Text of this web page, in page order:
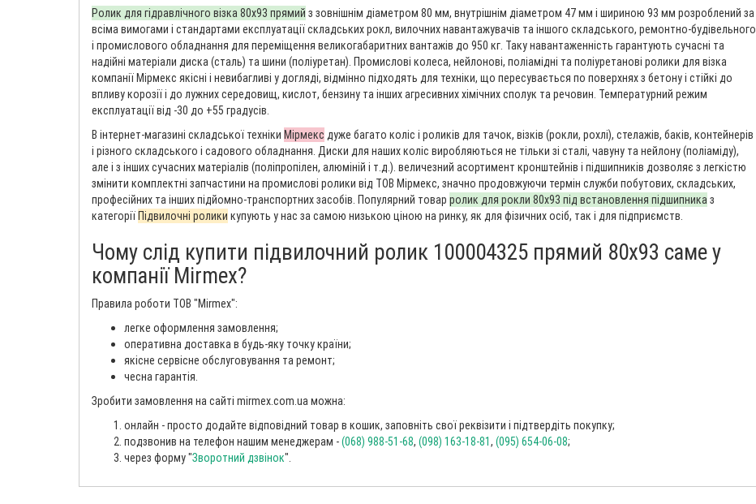
Ролик для гідравлічного візка 80х93 прямий з зовнішнім діаметром 80 мм, внутрішнім діаметром 47 мм і шириною 93 мм розроблений за
всіма вимогами і стандартами експлуатації складських рокл, вилочних навантажувачів та іншого складського, ремонтно-будівельного
і промислового обладнання для переміщення великогабаритних вантажів до 950 кг. Таку навантаженність гарантують сучасні та
надійні матеріали диска (сталь) та шини (поліуретан). Промислові колеса, нейлонові, поліамідні та поліуретанові ролики для візка
компанії Мірмекс якісні і невибагливі у догляді, відмінно підходять для техніки, що пересувається по поверхнях з бетону і стійкі до
впливу корозії і до лужних середовищ, кислот, бензину та інших агресивних хімічних сполук та речовин. Температурний режим
експлуатації від -30 до +55 градусів.
В інтернет-магазині складської техніки Мірмекс дуже багато коліс і роликів для тачок, візків (рокли, рохлі), стелажів, баків, контейнерів
і різного складського і садового обладнання. Диски для наших коліс виробляються не тільки зі сталі, чавуну та нейлону (поліаміду),
але і з інших сучасних матеріалів (поліпропілен, алюміній і т.д.). величезний асортимент кронштейнів і підшипників дозволяє з легкістю
змінити комплектні запчастини на промислові ролики від ТОВ Мірмекс, значно продовжуючи термін служби побутових, складських,
професійних та інших підйомно-транспортних засобів. Популярний товар ролик для рокли 80х93 під встановлення підшипника з
категорії Підвилочні ролики купують у нас за самою низькою ціною на ринку, як для фізичних осіб, так і для підприємств.
Чому слід купити підвилочний ролик 100004325 прямий 80х93 саме у
компанії Mirmex?
Правила роботи ТОВ "Mirmex":
легке оформлення замовлення;
оперативна доставка в будь-яку точку країни;
якісне сервісне обслуговування та ремонт;
чесна гарантія.
Зробити замовлення на сайті mirmex.com.ua можна:
онлайн - просто додайте відповідний товар в кошик, заповніть свої реквізити і підтвердіть покупку;
подзвонив на телефон нашим менеджерам -(068) 988-51-68, (098) 163-18-81, (095) 654-06-08;
через форму "Зворотний дзвінок".